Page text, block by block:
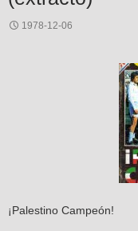
1978-12-06
¡Palestino Campeón!